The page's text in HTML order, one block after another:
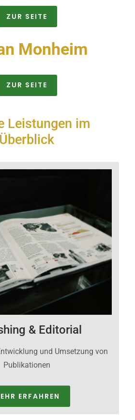
ZUR SEITE
Monheim
ZUR SEITE
Leistungen im
Überblick
& Editorial
und Umsetzung von
Publikationen
ERFAHREN